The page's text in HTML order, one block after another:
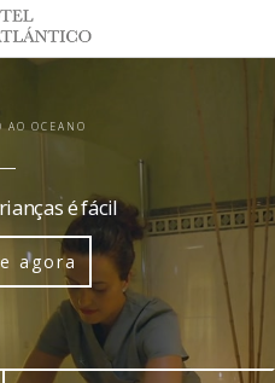
AO OCEANO
é fácil
agora